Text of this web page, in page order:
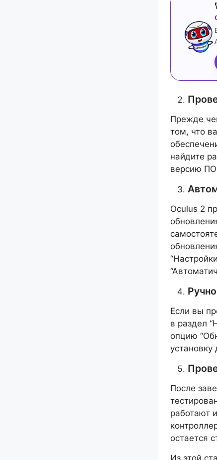
Прежде
том, что
найдите
версию ПО
Oculus 2
Если вы
в раздел
опцию
установку
После
работают
остается
Из этой